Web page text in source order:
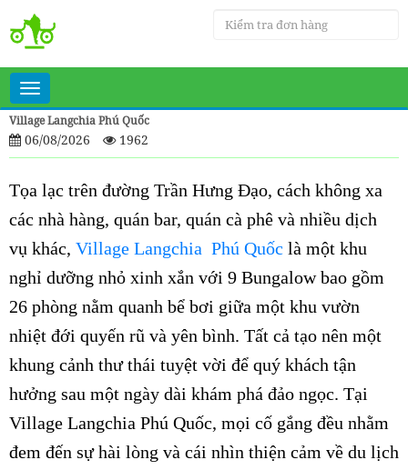
Toggle
navigation
Village Langchia Phú Quốc
06/08/2026 1962
Tọa lạc trên đường Trần Hưng Đạo, cách không xa
các nhà hàng, quán bar, quán cà phê và nhiều dịch
vụ khác, Village Langchia Phú Quốc là một khu
nghỉ dưỡng nhỏ xinh xắn với 9 Bungalow bao gồm
26 phòng nằm quanh bể bơi giữa một khu vườn
nhiệt đới quyến rũ và yên bình. Tất cả tạo nên một
khung cảnh thư thái tuyệt vời để quý khách tận
hưởng sau một ngày dài khám phá đảo ngọc. Tại
Village Langchia Phú Quốc, mọi cố gắng đều nhằm
đem đến sự hài lòng và cái nhìn thiện cảm về du lịch